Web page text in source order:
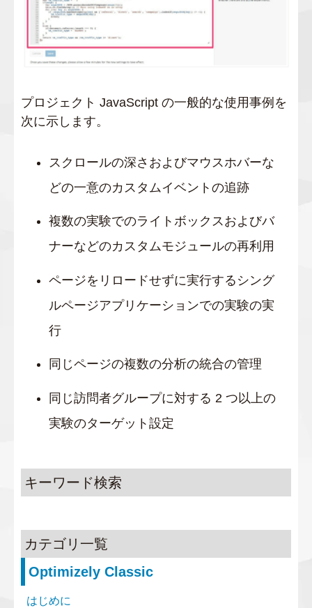
プロジェクト JavaScript の一般的な使用事例を
次に示します。
スクロールの深さおよびマウスホバーな
どの一意のカスタムイベントの追跡
複数の実験でのライトボックスおよびバ
ナーなどのカスタムモジュールの再利用
ページをリロードせずに実行するシング
ルページアプリケーションでの実験の実
行
同じページの複数の分析の統合の管理
同じ訪問者グループに対する 2 つ以上の
実験のターゲット設定
キーワード検索
カテゴリ一覧
Optimizely Classic
はじめに